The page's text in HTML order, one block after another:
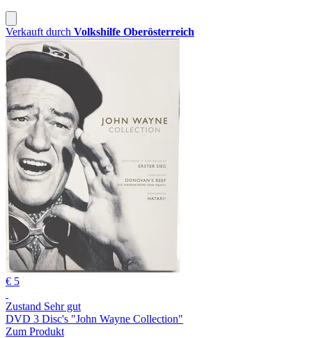
Verkauft durch Volkshilfe Oberösterreich
€ 5
Zustand Sehr gut
DVD 3 Disc's "John Wayne Collection"
Zum Produkt